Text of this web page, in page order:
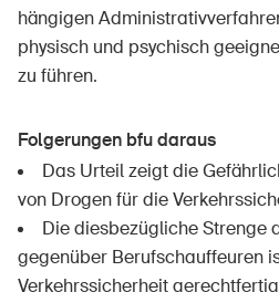
hängigen
physisch und psychisch
zu führen.
Folgerungen bfu daraus
Das Urteil zeigt die
von Drogen für die
Die diesbezügliche Strenge
gegenüber Berufschauffeuren
Verkehrssicherheit